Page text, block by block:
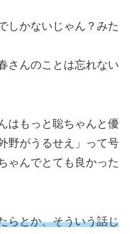
しかないじゃん？みた
さんのことは忘れない
はもっと聡ちゃんと優
野がうるせえ」って号
ゃんでとても良かった
らとか、そういう話じ